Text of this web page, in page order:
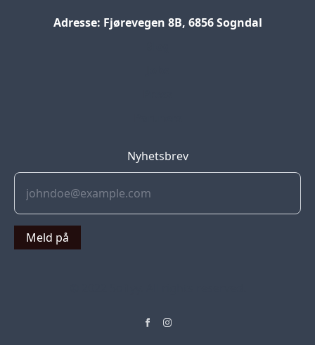
Adresse: Fjørevegen 8B, 6856 Sogndal
Nyhetsbrev
Meld på